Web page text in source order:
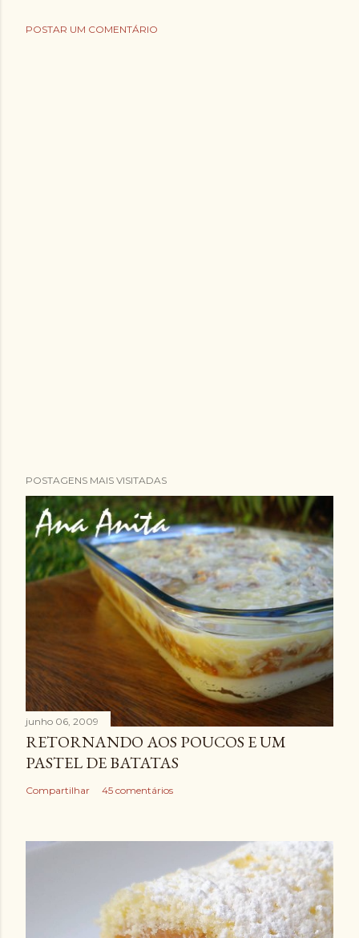
POSTAR UM COMENTÁRIO
POSTAGENS MAIS VISITADAS
junho 06, 2009
RETORNANDO AOS POUCOS E UM
PASTEL DE BATATAS
Compartilhar 45 comentários